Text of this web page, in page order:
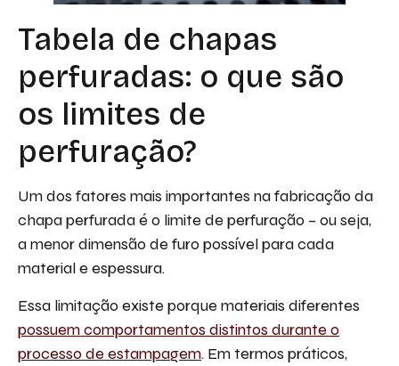
Tabela de chapas
perfuradas: o que são
os limites de
perfuração?
Um dos fatores mais importantes na fabricação da
chapa perfurada é o limite de perfuração – ou seja,
a menor dimensão de furo possível para cada
material e espessura.
Essa limitação existe porque materiais diferentes
possuem comportamentos distintos durante o
processo de estampagem. Em termos práticos,